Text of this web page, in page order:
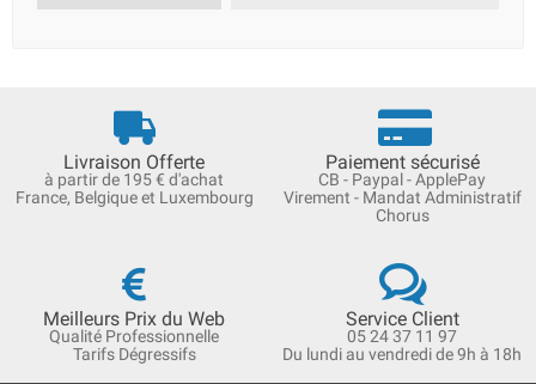
Livraison Offerte
à partir de 195 € d'achat
France, Belgique et Luxembourg
Paiement sécurisé
CB - Paypal - ApplePay
Virement - Mandat Administratif
Chorus
Meilleurs Prix du Web
Qualité Professionnelle
Tarifs Dégressifs
Service Client
05 24 37 11 97
Du lundi au vendredi de 9h à 18h